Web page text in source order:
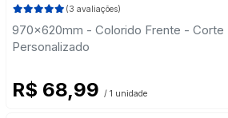
(3 avaliações)
970x620mm - Colorido Frente - Corte
Personalizado
R$ 68,99 / 1 unidade